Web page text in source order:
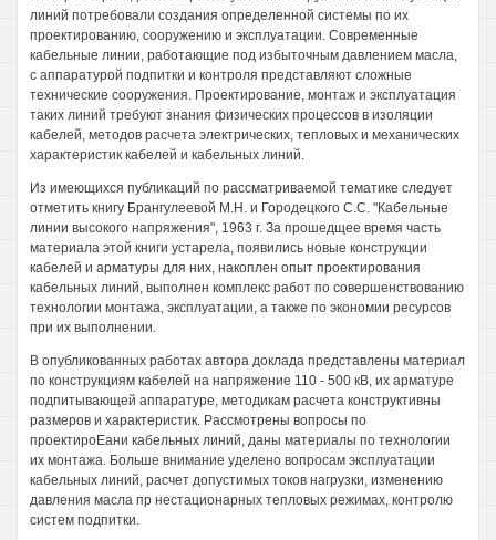
линий потребовали создания определенной системы по их
проектированию, сооружению и эксплуатации. Современные
кабельные линии, работающие под избыточным давлением масла,
с аппаратурой подпитки и контроля представляют сложные
технические сооружения. Проектирование, монтаж и эксплуатация
таких линий требуют знания физических процессов в изоляции
кабелей, методов расчета электрических, тепловых и механических
характеристик кабелей и кабельных линий.
Из имеющихся публикаций по рассматриваемой тематике следует
отметить книгу Брангулеевой М.Н. и Городецкого С.С. "Кабельные
линии высокого напряжения", 1963 г. За прошедщее время часть
материала этой книги устарела, появились новые конструкции
кабелей и арматуры для них, накоплен опыт проектирования
кабельных линий, выполнен комплекс работ по совершенствованию
технологии монтажа, эксплуатации, а также по экономии ресурсов
при их выполнении.
В опубликованных работах автора доклада представлены материал
по конструкциям кабелей на напряжение 110 - 500 кВ, их арматуре
подпитывающей аппаратуре, методикам расчета конструктивны
размеров и характеристик. Рассмотрены вопросы по
проектироЕани кабельных линий, даны материалы по технологии
их монтажа. Больше внимание уделено вопросам эксплуатации
кабельных линий, расчет допустимых токов нагрузки, изменению
давления масла пр нестационарных тепловых режимах, контролю
систем подпитки.